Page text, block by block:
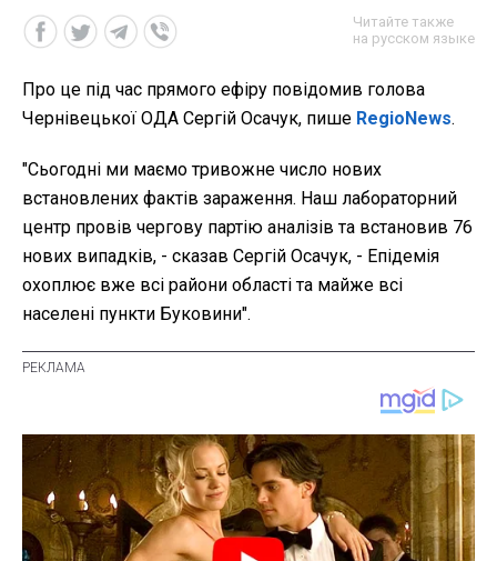
Читайте также
на русском языке
Про це під час прямого ефіру повідомив голова
Чернівецької ОДА Сергій Осачук, пише RegioNews.
"Сьогодні ми маємо тривожне число нових
встановлених фактів зараження. Наш лабораторний
центр провів чергову партію аналізів та встановив 76
нових випадків, - сказав Сергій Осачук, - Епідемія
охоплює вже всі райони області та майже всі
населені пункти Буковини".